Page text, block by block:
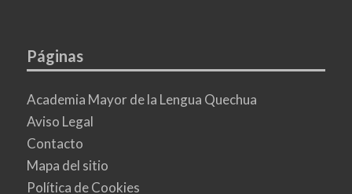
Páginas
Academia Mayor de la Lengua Quechua
Aviso Legal
Contacto
Mapa del sitio
Política de Cookies